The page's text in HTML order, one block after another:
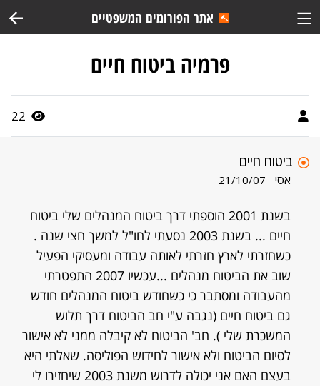
אתר הפורומים המשפטיים
פרמיה ביטוח חיים
22
ביטוח חיים
אסי 21/10/07
בשנת 2001 הוספתי דרך ביטוח המנהלים שלי ביטוח
חיים ... בשנת 2003 נסעתי לחו"ל למשך חצי שנה .
כשחזרתי לארץ חזרתי לאותה עבודה ומעסיקי הפעיל
שוב את הביטוח מנהלים ...עכשיו 2007 התפטרתי
מהעבודה ומסתבר כי כשחודש ביטוח המנהלים חודש
גם ביטוח חיים (נגבה ע"י חב הביטוח דרך תלוש
המשכרת שלי ). חב' הביטוח לא קיבלה ממני לא אישור
לסיום הביטוח ולא אישור לחידוש הפוליסה. שאלתי היא
בעצם האם אני יכולה לדרוש משנת 2003 שיחזירו לי